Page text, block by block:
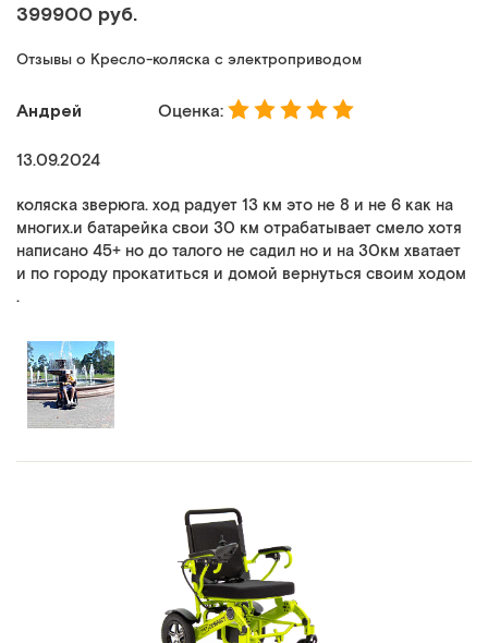
399900 руб.
Отзывы о Кресло-коляска с электроприводом
Андрей Оценка:
13.09.2024
коляска зверюга. ход радует 13 км это не 8 и не 6 как на
многих.и батарейка свои 30 км отрабатывает смело хотя
написано 45+ но до талого не садил но и на 30км хватает
и по городу прокатиться и домой вернуться своим ходом
.